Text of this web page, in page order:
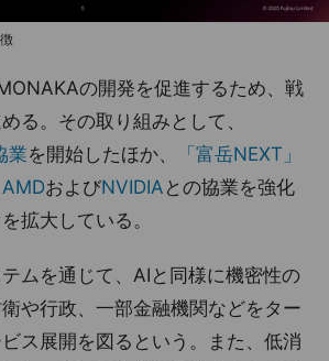
の開発を促進するため、戦
る。その取り組みとして、
業を開始したほか、
「富岳NEXT」
AMDおよびNVIDIA との協業を強化
拡大している。
ムを通じて、AIと同様に機密性の
や行政、一部金融機関などをター
ス展開を図るという。また、低消